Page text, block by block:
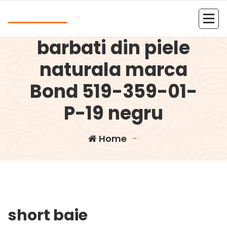
Portofel piele
barbati din piele
naturala marca
Bond 519-359-01-
P-19 negru
Home -
short baie